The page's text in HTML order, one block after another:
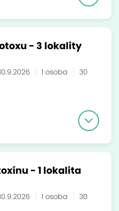
- 3 lokality
1 osoba
30
- 1 lokalita
1 osoba
30